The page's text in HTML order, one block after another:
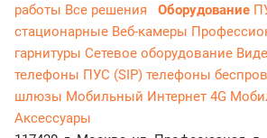
работы Все решения Оборудование
стационарные Веб-камеры
гарнитуры Сетевое оборудование
телефоны ПУС (SIP) телефоны
шлюзы Мобильный Интернет 4G
Аксессуары